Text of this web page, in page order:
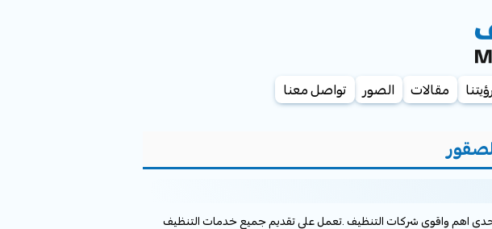
رؤيتنا مقالات الصور تواصل معنا
اهم واقوى شركات التنظيف .تعمل على تقديم جميع خدمات التنظيف